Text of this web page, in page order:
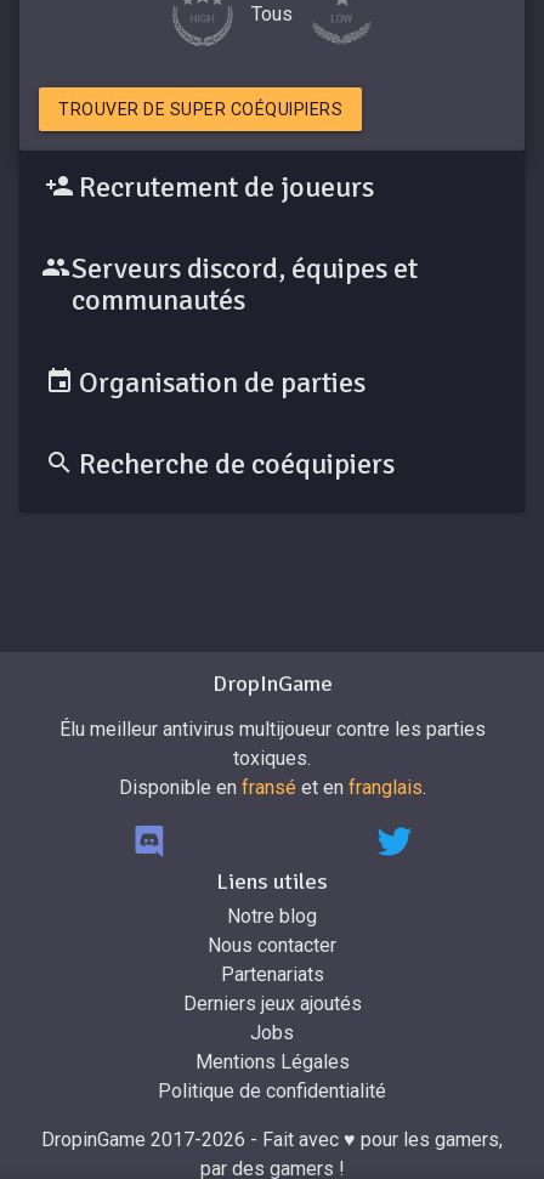
Tous
TROUVER DE SUPER COÉQUIPIERS
Recrutement de joueurs
Serveurs discord, équipes et
communautés
Organisation de parties
Recherche de coéquipiers
DropInGame
Élu meilleur antivirus multijoueur contre les parties
toxiques.
Disponible en fransé et en franglais.
Liens utiles
Notre blog
Nous contacter
Partenariats
Derniers jeux ajoutés
Jobs
Mentions Légales
Politique de confidentialité
DropinGame 2017-2026 - Fait avec ♥ pour les gamers,
par des gamers !